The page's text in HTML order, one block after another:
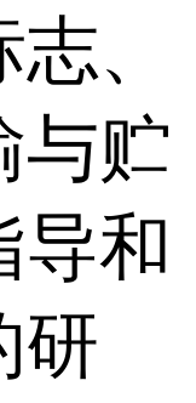
、
与贮
导和
研